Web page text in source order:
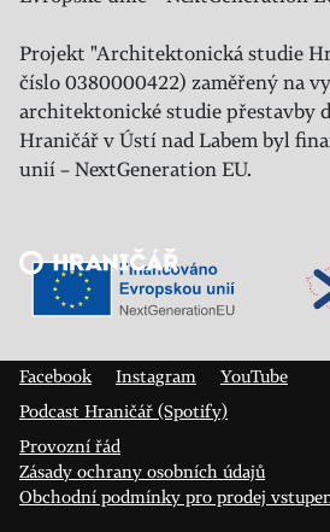
Projekt "Architektonická studie
číslo 0380000422) zaměřený na
architektonické studie přestavby
Hraničář v Ústí nad Labem byl
unií – NextGeneration EU.
Veřejný sál Hraničář, spolek
Facebook
Instagram
YouTube
Podcast Hraničář (Spotify)
Provozní řád
Zásady ochrany osobních údajů
Obchodní podmínky pro prodej